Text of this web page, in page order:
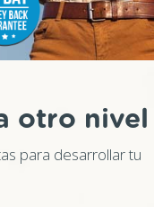
otro nivel
para desarrollar tu